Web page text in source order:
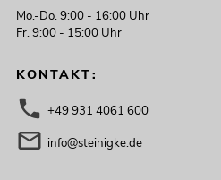
Mo.-Do. 9:00 - 16:00 Uhr
Fr. 9:00 - 15:00 Uhr
KONTAKT:
+49 931 4061 600
info@steinigke.de